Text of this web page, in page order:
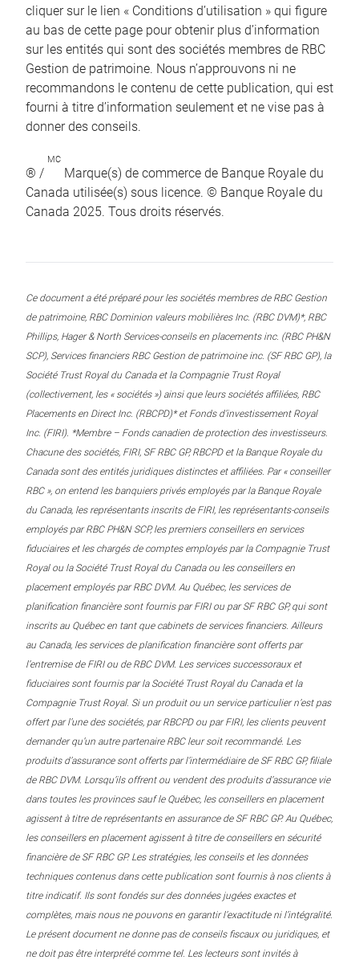
cliquer sur le lien « Conditions d’utilisation » qui figure
au bas de cette page pour obtenir plus d’information
sur les entités qui sont des sociétés membres de RBC
Gestion de patrimoine. Nous n’approuvons ni ne
recommandons le contenu de cette publication, qui est
fourni à titre d’information seulement et ne vise pas à
donner des conseils.
® /
MC
Marque(s) de commerce de Banque Royale du
Canada utilisée(s) sous licence. © Banque Royale du
Canada 2025. Tous droits réservés.
Ce document a été préparé pour les sociétés membres de RBC Gestion
de patrimoine, RBC Dominion valeurs mobilières Inc. (RBC DVM)*, RBC
Phillips, Hager & North Services-conseils en placements inc. (RBC PH&N
SCP), Services financiers RBC Gestion de patrimoine inc. (SF RBC GP), la
Société Trust Royal du Canada et la Compagnie Trust Royal
(collectivement, les « sociétés ») ainsi que leurs sociétés affiliées, RBC
Placements en Direct Inc. (RBCPD)* et Fonds d’investissement Royal
Inc. (FIRI). *Membre – Fonds canadien de protection des investisseurs.
Chacune des sociétés, FIRI, SF RBC GP, RBCPD et la Banque Royale du
Canada sont des entités juridiques distinctes et affiliées. Par « conseiller
RBC », on entend les banquiers privés employés par la Banque Royale
du Canada, les représentants inscrits de FIRI, les représentants-conseils
employés par RBC PH&N SCP, les premiers conseillers en services
fiduciaires et les chargés de comptes employés par la Compagnie Trust
Royal ou la Société Trust Royal du Canada ou les conseillers en
placement employés par RBC DVM. Au Québec, les services de
planification financière sont fournis par FIRI ou par SF RBC GP, qui sont
inscrits au Québec en tant que cabinets de services financiers. Ailleurs
au Canada, les services de planification financière sont offerts par
l’entremise de FIRI ou de RBC DVM. Les services successoraux et
fiduciaires sont fournis par la Société Trust Royal du Canada et la
Compagnie Trust Royal. Si un produit ou un service particulier n’est pas
offert par l’une des sociétés, par RBCPD ou par FIRI, les clients peuvent
demander qu’un autre partenaire RBC leur soit recommandé. Les
produits d’assurance sont offerts par l’intermédiaire de SF RBC GP, filiale
de RBC DVM. Lorsqu’ils offrent ou vendent des produits d’assurance vie
dans toutes les provinces sauf le Québec, les conseillers en placement
agissent à titre de représentants en assurance de SF RBC GP. Au Québec,
les conseillers en placement agissent à titre de conseillers en sécurité
financière de SF RBC GP. Les stratégies, les conseils et les données
techniques contenus dans cette publication sont fournis à nos clients à
titre indicatif. Ils sont fondés sur des données jugées exactes et
complètes, mais nous ne pouvons en garantir l’exactitude ni l’intégralité.
Le présent document ne donne pas de conseils fiscaux ou juridiques, et
ne doit pas être interprété comme tel. Les lecteurs sont invités à